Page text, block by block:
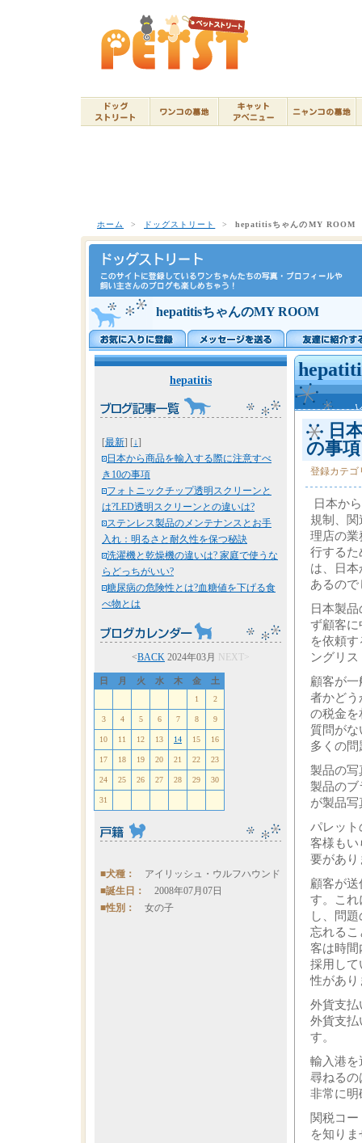
ホーム > ドッグストリート > hepatitisちゃんのMY ROOM
hepatitisちゃんのMY ROOM
hepatitis
[最新] [↓]
日本から商品を輸入する際に注意すべ
き10の事項
フォトニックチップ透明スクリーンと
は?LED透明スクリーンとの違いは?
ステンレス製品のメンテナンスとお手
入れ：明るさと耐久性を保つ秘訣
洗濯機と乾燥機の違いは? 家庭で使うな
らどっちがいい?
糖尿病の危険性とは?血糖値を下げる食
べ物とは
<BACK 2024年03月 NEXT>
日 月 火 水 木 金 土
1 2
3 4 5 6 7 8 9
10 11 12 13 14 15 16
17 18 19 20 21 22 23
24 25 26 27 28 29 30
31
■犬種： アイリッシュ・ウルフハウンド
■誕生日： 2008年07月07日
■性別： 女の子
日
の事項
登録カテゴ
日本か
規制、
理店の業
行するた
は、日
あるので
日本製
ず顧客に
を依頼
ングリ
顧客が
者かどう
の税金を
質問が
多くの
製品の写
製品のブ
が製品
パレット
客様もい
要があり
顧客が
す。これ
し、問
忘れるこ
客は時間
採用して
性があり
外貨支払
外貨支払
す。
輸入港を
尋ねるの
非常に明
関税コ
を知り